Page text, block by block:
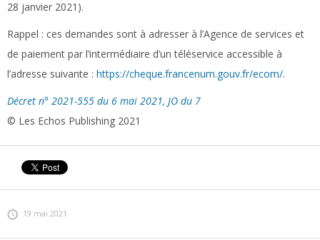
28 janvier 2021).
Rappel : ces demandes sont à adresser à l’Agence de services et
de paiement par l’intermédiaire d’un téléservice accessible à
l’adresse suivante : https://cheque.francenum.gouv.fr/ecom/.
Décret n° 2021-555 du 6 mai 2021, JO du 7
© Les Echos Publishing 2021
19 mai 2021